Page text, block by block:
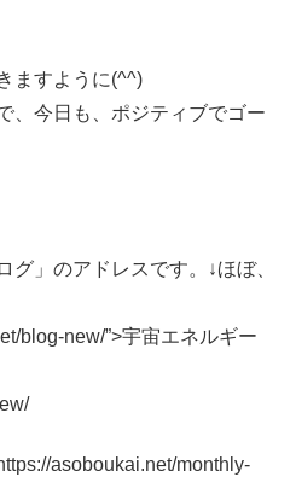
ますように(^^)
、今日も、ポジティブでゴー
」のアドレスです。↓ほぼ、
blog-new/”>宇宙エネルギー
asoboukai.net/monthly-